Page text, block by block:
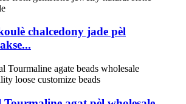
chalcedony jade pèl